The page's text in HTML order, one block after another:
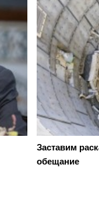
Заставим
обещание